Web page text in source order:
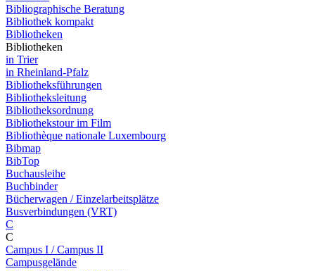
Bibliographische Beratung
Bibliothek kompakt
Bibliotheken
Bibliotheken
in Trier
in Rheinland-Pfalz
Bibliotheksführungen
Bibliotheksleitung
Bibliotheksordnung
Bibliothekstour im Film
Bibliothèque nationale Luxembourg
Bibmap
BibTop
Buchausleihe
Buchbinder
Bücherwagen / Einzelarbeitsplätze
Busverbindungen (VRT)
C
C
Campus I / Campus II
Campusgelände